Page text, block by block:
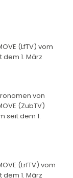
(LfTV) vom
1. März
von
(ZubTV)
seit dem 1.
(LrfTV) vom
1. März